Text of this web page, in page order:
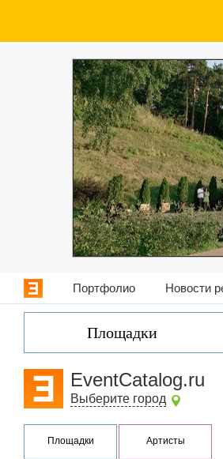
Портфолио Новости
Площадки
EventCatalog.ru
Выберите город
Площадки Артисты